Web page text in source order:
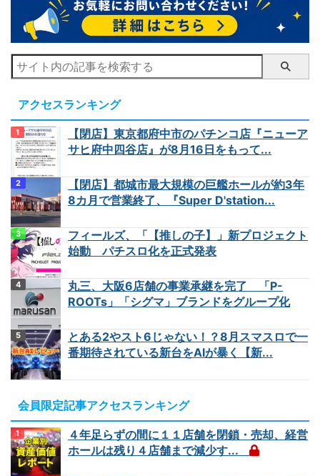
アクセスランキング
【閉店】東京都府中市のパチンコ店『ニューア
サヒ府中四谷店』が8月16日をもって...
【閉店】都城市最大規模の巨艦ホールが約3年
8カ月で営業終了、『Super D'station...
フィールズ、「【推しの子】」新プロジェクト
始動 パチスロ化を正式発表
丸三、大阪6店舗の事業承継を完了 「P-
ROOTs」「シグマ」ブランドをグループ化
とある2やスト6じゃない！？8月スマスロで一
番期待されている新台をAIが暴く【新...
会員限定記事アクセスランキング
４年足らずの間に１１店舗を閉鎖・売却、経営
ホールは残り４店舗まで減少す...